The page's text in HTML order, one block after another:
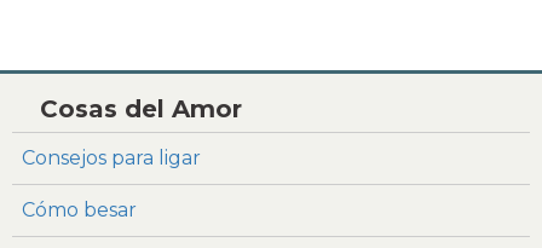
Cosas del Amor
Consejos para ligar
Cómo besar